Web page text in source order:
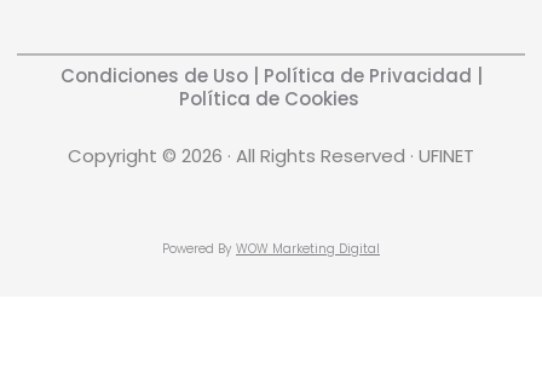
Condiciones de Uso| Política de Privacidad
Política de Cookies
Copyright © 2026 · All Rights Reserved · UFINET
Powered By WOW Marketing Digital